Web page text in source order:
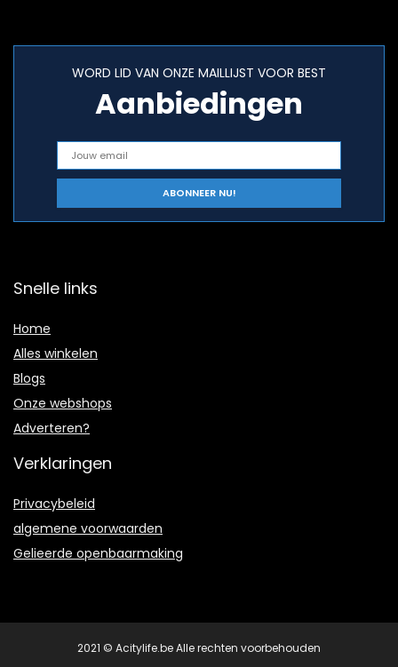
WORD LID VAN ONZE MAILLIJST VOOR BEST
Aanbiedingen
Snelle links
Home
Alles winkelen
Blogs
Onze webshops
Adverteren?
Verklaringen
Privacybeleid
algemene voorwaarden
Gelieerde openbaarmaking
2021 © Acitylife.be Alle rechten voorbehouden